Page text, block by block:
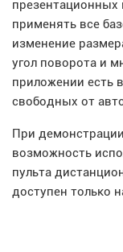
применять все
изменение
угол поворота и
приложении есть
свободных от
При
возможность
пульта
доступен только